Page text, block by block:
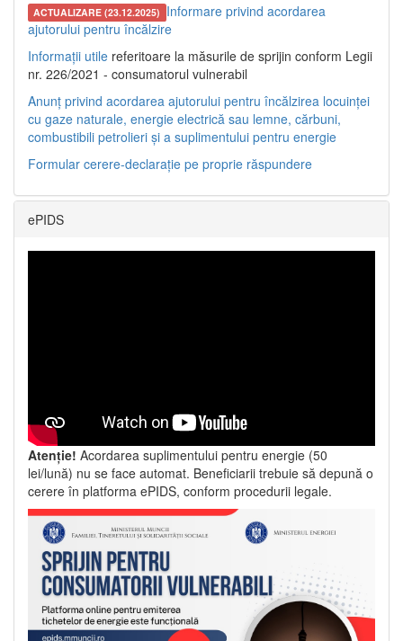
ACTUALIZARE (23.12.2025) Informare privind acordarea
ajutorului pentru încălzire
Informații utile referitoare la măsurile de sprijin conform Legii
nr. 226/2021 - consumatorul vulnerabil
Anunț privind acordarea ajutorului pentru încălzirea locuinței
cu gaze naturale, energie electrică sau lemne, cărbuni,
combustibili petrolieri și a suplimentului pentru energie
Formular cerere-declarație pe proprie răspundere
ePIDS
Atenție! Acordarea suplimentului pentru energie (50
lei/lună) nu se face automat. Beneficiarii trebuie să depună o
cerere în platforma ePIDS, conform procedurii legale.